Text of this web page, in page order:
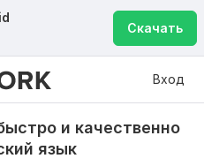
Скачать
Вход
и качественно
язык